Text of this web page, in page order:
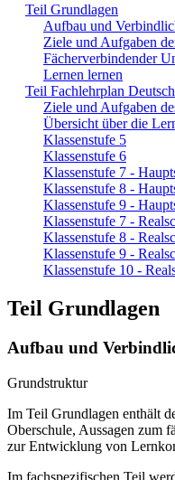
Teil Grundlagen
Aufbau und
Ziele und Aufgaben
Fächerverbindender
Lernen lernen
Teil Fachlehrplan Deutsch
Ziele und Aufgaben
Übersicht über die
Klassenstufe 5
Klassenstufe 6
Klassenstufe 7 -
Klassenstufe 8 -
Klassenstufe 9 -
Klassenstufe 7 -
Klassenstufe 8 -
Klassenstufe 9 -
Klassenstufe 10 -
Teil Grundlagen
Aufbau und
Grundstruktur
Im Teil Grundlagen enthält
Oberschule, Aussagen zum
zur Entwicklung von